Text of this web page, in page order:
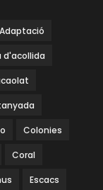
Adaptació
d'acollida
Colonies
Coral
Escacs